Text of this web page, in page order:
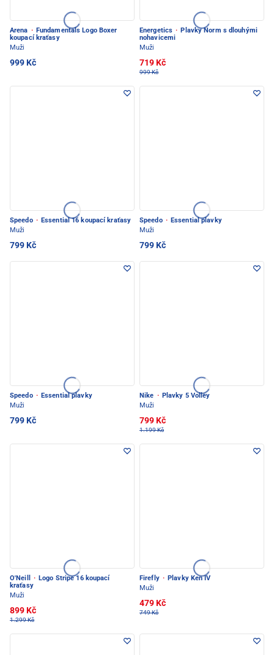
Arena · Fundamentals Logo Boxer
koupací kraťasy
Muži
999 Kč
Energetics · Plavky Norm s dlouhými
nohavicemi
Muži
719 Kč
999 Kč
Speedo · Essential 16 koupací kraťasy
Muži
799 Kč
Speedo · Essential plavky
Muži
799 Kč
Speedo · Essential plavky
Muži
799 Kč
Nike · Plavky 5 Volley
Muži
799 Kč
1.199 Kč
O'Neill · Logo Stripe 16 koupací
kraťasy
Muži
899 Kč
1.299 Kč
Firefly · Plavky Ken IV
Muži
479 Kč
749 Kč